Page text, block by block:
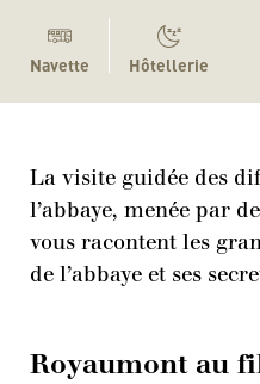
Navette Hôtellerie
La visite guidée des
l’abbaye, menée par
vous racontent les
de l’abbaye et ses
Royaumont au